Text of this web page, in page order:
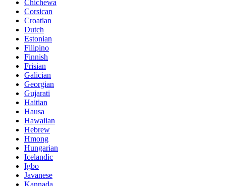
Chichewa
Corsican
Croatian
Dutch
Estonian
Filipino
Finnish
Frisian
Galician
Georgian
Gujarati
Haitian
Hausa
Hawaiian
Hebrew
Hmong
Hungarian
Icelandic
Igbo
Javanese
Kannada